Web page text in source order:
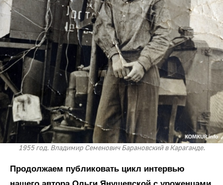
1955 год. Владимир Семенович Барановский в Караганде.
Продолжаем публиковать цикл интервью